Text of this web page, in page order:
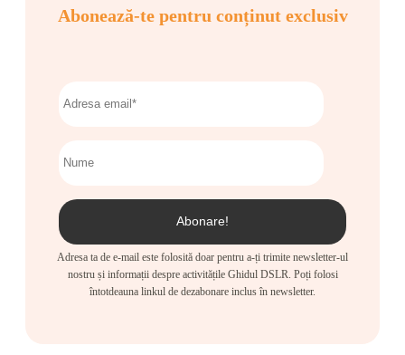
Abonează-te pentru conținut exclusiv
Adresa ta de e-mail este folosită doar pentru a-ți trimite newsletter-ul
nostru și informații despre activitățile Ghidul DSLR. Poți folosi
întotdeauna linkul de dezabonare inclus în newsletter.